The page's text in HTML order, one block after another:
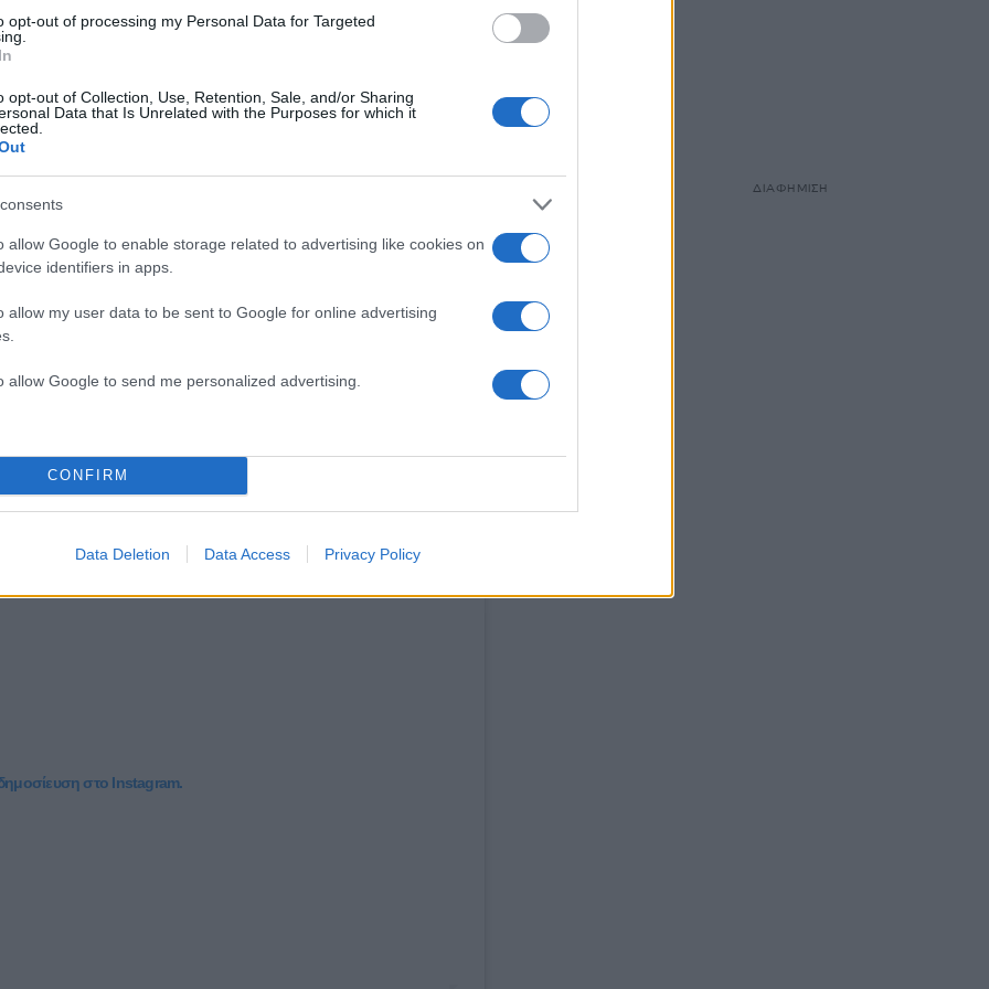
opt-out of processing my Personal Data for Targeted
opt-out of Collection, Use, Retention, Sale, and/or Sharing
Data that Is Unrelated with the Purposes for which it
allow Google to enable storage related to advertising like cookies on
identifiers in apps.
allow my user data to be sent to Google for online advertising
allow Google to send me personalized advertising.
CONFIRM
Data Deletion Data Access Privacy Policy
κοινοποιήθηκε από το χρήστη EuroLeague (@euroleague)
δημοσίευση στο Instagram.
ΔΙΑΦΗΜΙΣΗ